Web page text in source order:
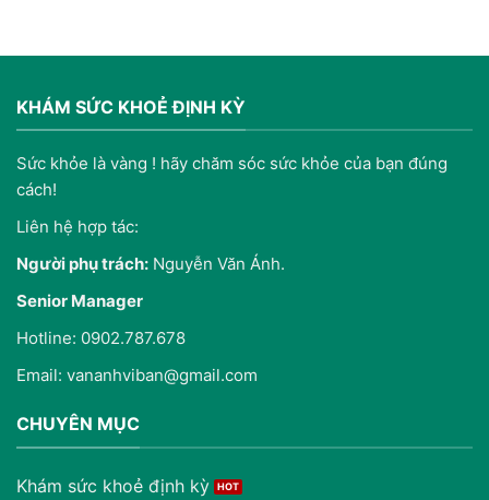
KHÁM SỨC KHOẺ ĐỊNH KỲ
Sức khỏe là vàng ! hãy chăm sóc sức khỏe của bạn đúng
cách!
Liên hệ hợp tác:
Người phụ trách: Nguyễn Văn Ánh.
Senior Manager
Hotline: 0902.787.678
Email: vananhviban@gmail.com
CHUYÊN MỤC
Khám sức khoẻ định kỳ